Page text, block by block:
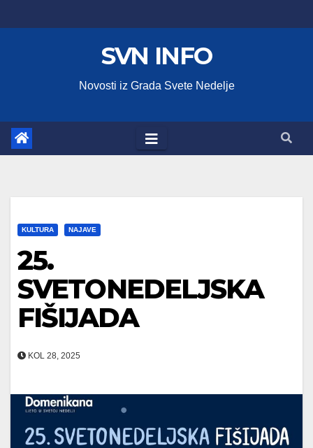
to
SVN INFO
Novosti iz Grada Svete Nedelje
KULTURA NAJAVE
25.
SVETONEDELJSKA
FIŠIJADA
KOL 28, 2025